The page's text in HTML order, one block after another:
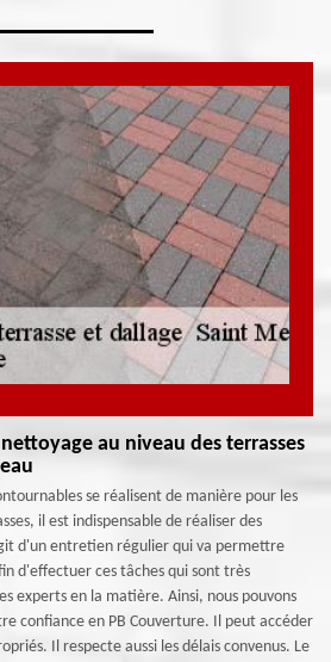
au niveau des terrasses
se réalisent de manière pour les
il est indispensable de réaliser des
d'un entretien régulier qui va permettre
d'effectuer ces tâches qui sont très
experts en la matière. Ainsi, nous pouvons
confiance en PB Couverture. Il peut accéder
Il respecte aussi les délais convenus. Le